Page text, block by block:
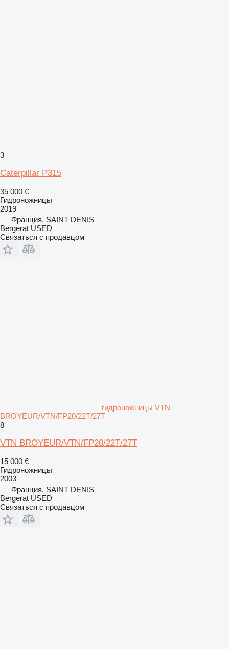
3
Caterpillar P315
35 000 €
Гидроножницы
2019
Франция, SAINT DENIS
Bergerat USED
Связаться с продавцом
гидроножницы VTN
BROYEUR/VTN/FP20/22T/27T
8
VTN BROYEUR/VTN/FP20/22T/27T
15 000 €
Гидроножницы
2003
Франция, SAINT DENIS
Bergerat USED
Связаться с продавцом